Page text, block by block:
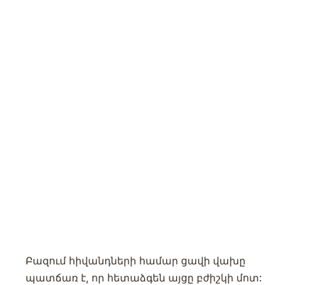
Բազում հիվանդների համար ցավի վախը
պատճառ է, որ հետաձգեն այցը բժիշկի մոտ: